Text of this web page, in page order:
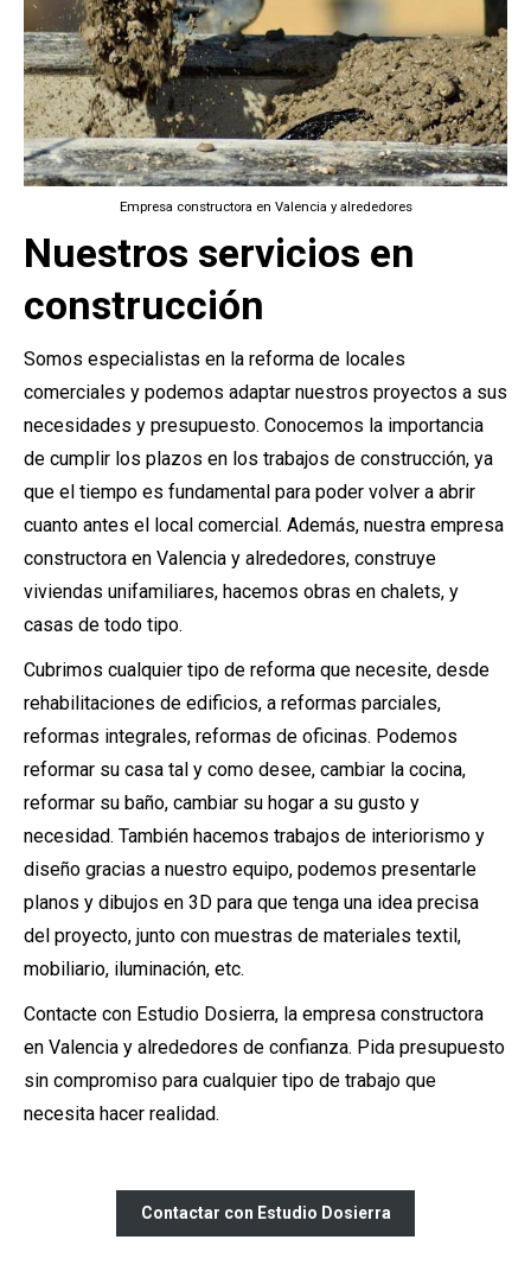
Empresa constructora en Valencia y alrededores
Nuestros servicios en
construcción
Somos especialistas en la reforma de locales
comerciales y podemos adaptar nuestros proyectos a sus
necesidades y presupuesto. Conocemos la importancia
de cumplir los plazos en los trabajos de construcción, ya
que el tiempo es fundamental para poder volver a abrir
cuanto antes el local comercial. Además, nuestra empresa
constructora en Valencia y alrededores, construye
viviendas unifamiliares, hacemos obras en chalets, y
casas de todo tipo.
Cubrimos cualquier tipo de reforma que necesite, desde
rehabilitaciones de edificios, a reformas parciales,
reformas integrales, reformas de oficinas. Podemos
reformar su casa tal y como desee, cambiar la cocina,
reformar su baño, cambiar su hogar a su gusto y
necesidad. También hacemos trabajos de interiorismo y
diseño gracias a nuestro equipo, podemos presentarle
planos y dibujos en 3D para que tenga una idea precisa
del proyecto, junto con muestras de materiales textil,
mobiliario, iluminación, etc.
Contacte con Estudio Dosierra, la empresa constructora
en Valencia y alrededores de confianza. Pida presupuesto
sin compromiso para cualquier tipo de trabajo que
necesita hacer realidad.
Contactar con Estudio Dosierra